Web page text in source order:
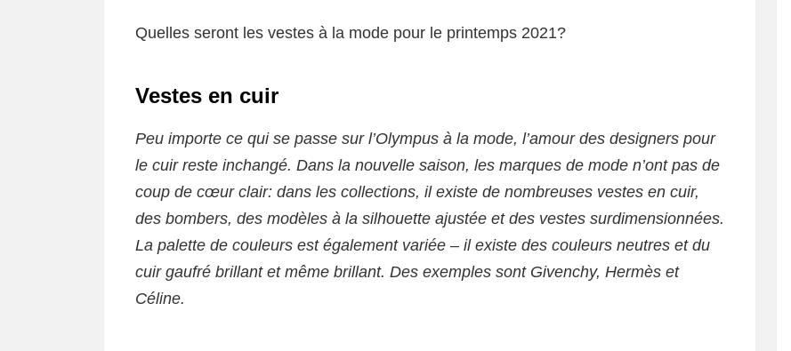
Quelles seront les vestes à la mode pour le printemps 2021?
Vestes en cuir
Peu importe ce qui se passe sur l’Olympus à la mode, l’amour des designers pour
le cuir reste inchangé. Dans la nouvelle saison, les marques de mode n’ont pas de
coup de cœur clair: dans les collections, il existe de nombreuses vestes en cuir,
des bombers, des modèles à la silhouette ajustée et des vestes surdimensionnées.
La palette de couleurs est également variée – il existe des couleurs neutres et du
cuir gaufré brillant et même brillant. Des exemples sont Givenchy, Hermès et
Céline.